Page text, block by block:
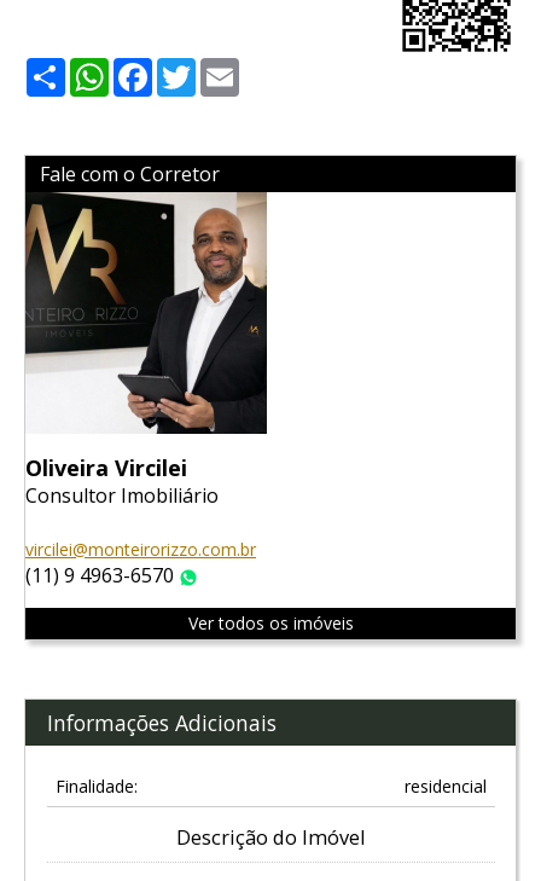
ShareWhatsApp
Facebook
Twitter
Fale com o Corretor
Oliveira Vircilei
Consultor Imobiliário
vircilei@monteirorizzo.com.br
(11) 9 4963-6570
Ver todos os imóveis
Informações Adicionais
Finalidade: residencial
Descrição do Imóvel